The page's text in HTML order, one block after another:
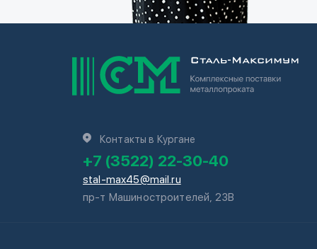
Контакты в Кургане
+7 (3522) 22-30-40
stal-max45@mail.ru
пр-т Машиностроителей, 23В